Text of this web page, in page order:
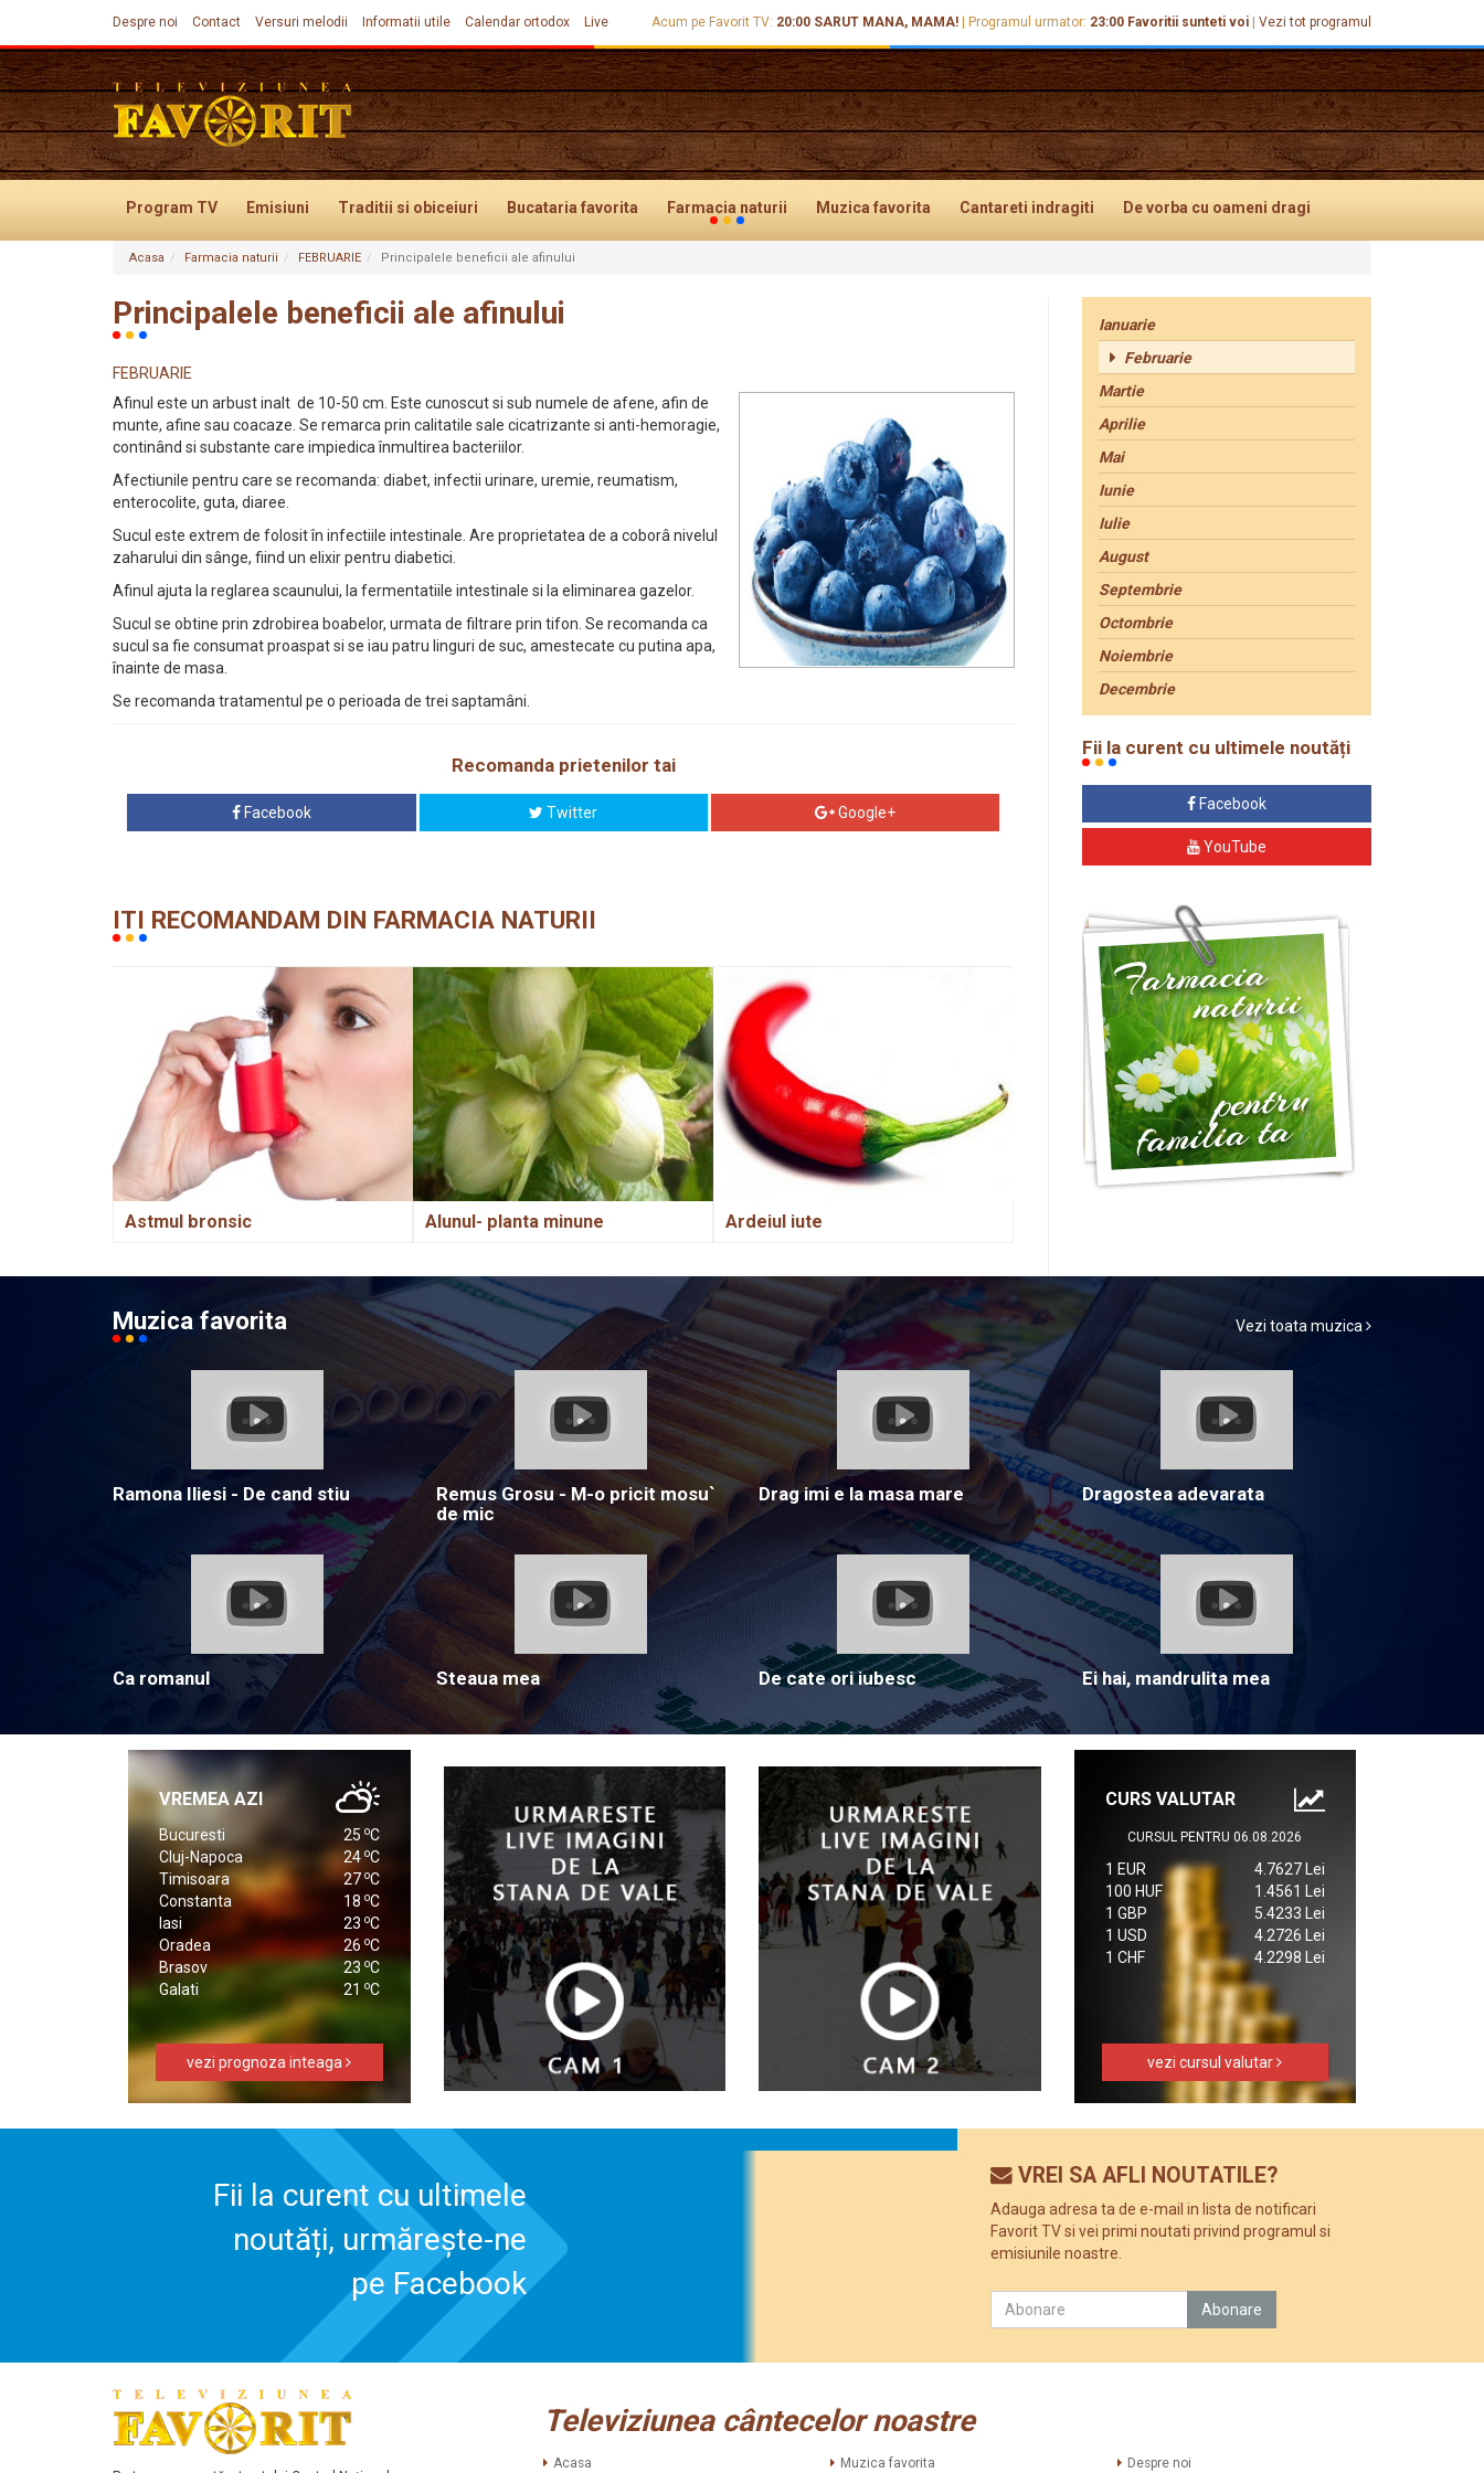
Despre noi Contact Versuri melodii Informatii utile Calendar ortodox Live Acum pe Favorit TV: 20:00 SARUT MANA, MAMA! Programul urmator: 23:00 Favoritii sunteti voi Vezi tot programul
Program TV Emisiuni Traditii si obiceiuri Bucataria favorita Farmacia naturii Muzica favorita Cantareti indragiti De vorba cu oameni dragi
Evenimente
Acasa Farmacia naturii FEBRUARIE Principalele beneficii ale afinului
Principalele beneficii ale afinului
FEBRUARIE
Afinul este un arbust inalt de 10-50 cm. Este cunoscut si sub numele de afene, afin de
munte, afine sau coacaze. Se remarca prin calitatile sale cicatrizante si anti-hemoragie,
continând si substante care impiedica înmultirea bacteriilor.
Afectiunile pentru care se recomanda: diabet, infectii urinare, uremie, reumatism,
enterocolite, guta, diaree.
Sucul este extrem de folosit în infectiile intestinale. Are proprietatea de a coborâ nivelul
zaharului din sânge, fiind un elixir pentru diabetici.
Afinul ajuta la reglarea scaunului, la fermentatiile intestinale si la eliminarea gazelor.
Sucul se obtine prin zdrobirea boabelor, urmata de filtrare prin tifon. Se recomanda ca
sucul sa fie consumat proaspat si se iau patru linguri de suc, amestecate cu putina apa,
înainte de masa.
Se recomanda tratamentul pe o perioada de trei saptamâni.
Recomanda prietenilor tai
Facebook Twitter Google+
ITI RECOMANDAM DIN FARMACIA NATURII
Astmul bronsic Alunul- planta minune Ardeiul iute
Ianuarie
Februarie
Martie
Aprilie
Mai
Iunie
Iulie
August
Septembrie
Octombrie
Noiembrie
Decembrie
Fii la curent cu ultimele noutăți
Facebook
YouTube
Muzica favorita Vezi toata muzica
Ramona Iliesi - De cand stiu
Remus Grosu - M-o pricit mosu`
de mic
Drag imi e la masa mare Dragostea adevarata
Ca romanul Steaua mea De cate ori iubesc Ei hai, mandrulita mea
VREMEA AZI
Bucuresti 25 oC
Cluj-Napoca
24 oC
Timisoara
27oC
Constanta
18 oC
Iasi
23 oC
Oradea
26 oC
Brasov
23 oC
Galati
21 oC
vezi prognoza inteaga
CURS VALUTAR
CURSUL PENTRU 06.08.2026
1 EUR
4.7627 Lei
100 HUF
1.4561 Lei
1 GBP
5.4233 Lei
1 USD
4.2726 Lei
1 CHF
4.2298 Lei
vezi cursul valutar
Fii la curent cu ultimele
noutăți, urmărește-ne
pe Facebook
VREI SA AFLI NOUTATILE?
Adauga adresa ta de e-mail in lista de notificari
Favorit TV si vei primi noutati privind programul si
emisiunile noastre.
Televiziunea cântecelor noastre
Acasa Muzica favorita Despre noi